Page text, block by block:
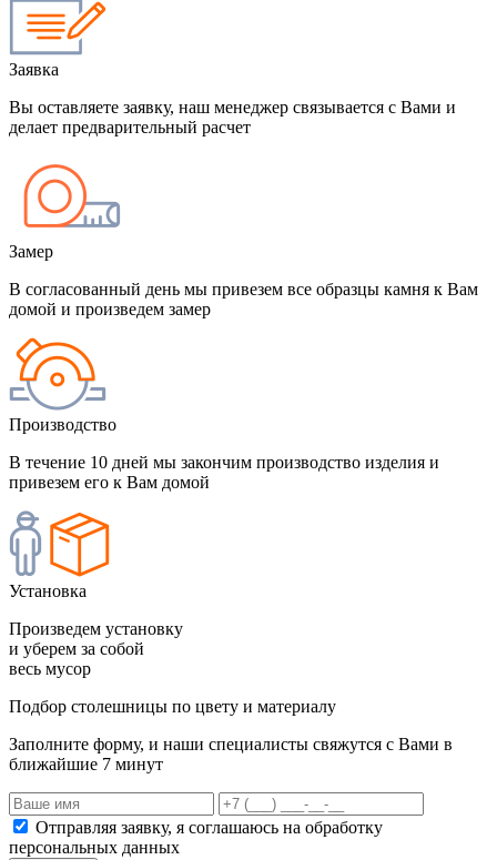
Заявка
Вы оставляете заявку, наш менеджер связывается с Вами и
делает предварительный расчет
Замер
В согласованный день мы привезем все образцы камня к Вам
домой и произведем замер
Производство
В течение 10 дней мы закончим производство изделия и
привезем его к Вам домой
Установка
Произведем установку
и уберем за собой
весь мусор
Подбор столешницы по цвету и материалу
Заполните форму, и наши специалисты свяжутся с Вами в
ближайшие 7 минут
Отправляя заявку, я соглашаюсь на обработку
персональных данных